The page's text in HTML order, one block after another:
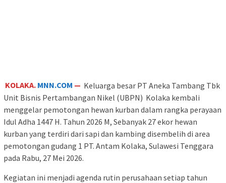
KOLAKA. MNN.COM — Keluarga besar PT Aneka Tambang Tbk
Unit Bisnis Pertambangan Nikel (UBPN) Kolaka kembali
menggelar pemotongan hewan kurban dalam rangka perayaan
Idul Adha 1447 H. Tahun 2026 M, Sebanyak 27 ekor hewan
kurban yang terdiri dari sapi dan kambing disembelih di area
pemotongan gudang 1 PT. Antam Kolaka, Sulawesi Tenggara
pada Rabu, 27 Mei 2026.
Kegiatan ini menjadi agenda rutin perusahaan setiap tahun